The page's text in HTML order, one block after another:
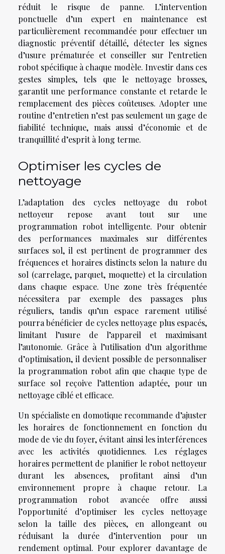
réduit le risque de panne. L’intervention
ponctuelle d’un expert en maintenance est
particulièrement recommandée pour effectuer un
diagnostic préventif détaillé, détecter les signes
d’usure prématurée et conseiller sur l’entretien
robot spécifique à chaque modèle. Investir dans ces
gestes simples, tels que le nettoyage brosses,
garantit une performance constante et retarde le
remplacement des pièces coûteuses. Adopter une
routine d’entretien n’est pas seulement un gage de
fiabilité technique, mais aussi d’économie et de
tranquillité d’esprit à long terme.
Optimiser les cycles de
nettoyage
L’adaptation des cycles nettoyage du robot
nettoyeur repose avant tout sur une
programmation robot intelligente. Pour obtenir
des performances maximales sur différentes
surfaces sol, il est pertinent de programmer des
fréquences et horaires distincts selon la nature du
sol (carrelage, parquet, moquette) et la circulation
dans chaque espace. Une zone très fréquentée
nécessitera par exemple des passages plus
réguliers, tandis qu’un espace rarement utilisé
pourra bénéficier de cycles nettoyage plus espacés,
limitant l’usure de l’appareil et maximisant
l’autonomie. Grâce à l’utilisation d’un algorithme
d’optimisation, il devient possible de personnaliser
la programmation robot afin que chaque type de
surface sol reçoive l’attention adaptée, pour un
nettoyage ciblé et efficace.
Un spécialiste en domotique recommande d’ajuster
les horaires de fonctionnement en fonction du
mode de vie du foyer, évitant ainsi les interférences
avec les activités quotidiennes. Les réglages
horaires permettent de planifier le robot nettoyeur
durant les absences, profitant ainsi d’un
environnement propre à chaque retour. La
programmation robot avancée offre aussi
l’opportunité d’optimiser les cycles nettoyage
selon la taille des pièces, en allongeant ou
réduisant la durée d’intervention pour un
rendement optimal. Pour explorer davantage de